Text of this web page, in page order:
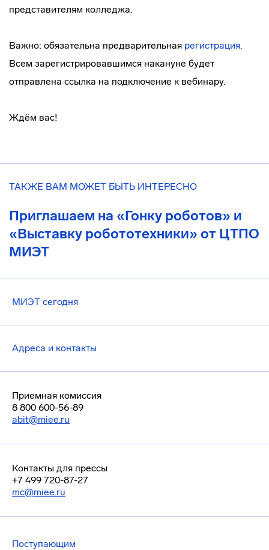
представителям колледжа.
Важно: обязательна предварительная регистрация.
Всем зарегистрировавшимся накануне будет
отправлена ссылка на подключение к вебинару.
Ждём вас!
ТАКЖЕ ВАМ МОЖЕТ БЫТЬ ИНТЕРЕСНО
Приглашаем на «Гонку роботов» и
«Выставку робототехники» от ЦТПО
МИЭТ
МИЭТ сегодня
Адреса и контакты
Приемная комиссия
8 800 600-56-89
abit@miee.ru
Контакты для прессы
+7 499 720-87-27
mc@miee.ru
Поступающим